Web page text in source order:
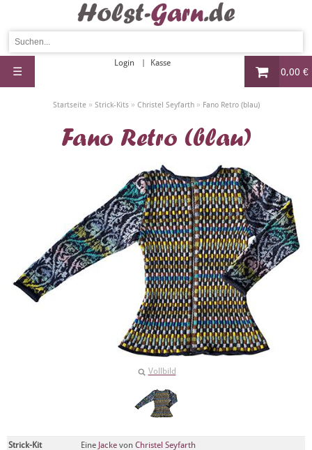
0,00 €
Login Kasse
☰
Startseite» Strick-Kits» Christel Seyfarth» Fano Retro (blau)
Fano Retro (blau)
Vollbild
Strick-Kit Eine Jacke von Christel Seyfarth